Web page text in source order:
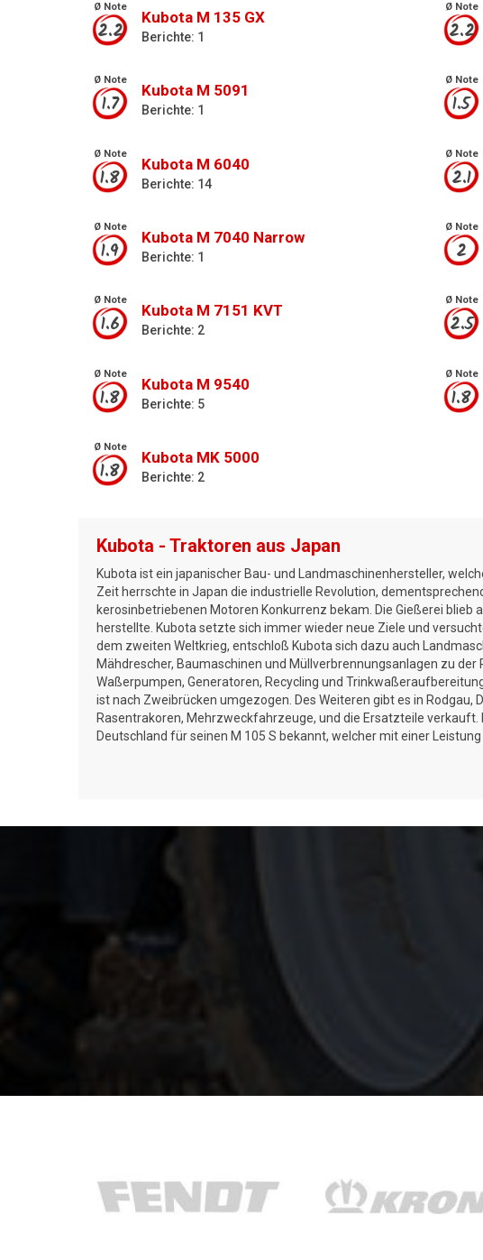
Ø Note
2.2
Kubota M 135 GX
Berichte: 1
Ø Note
2.2
Ø Note
1.7
Kubota M 5091
Berichte: 1
Ø Note
1.5
Ø Note
1.8
Kubota M 6040
Berichte: 14
Ø Note
2.1
Ø Note
1.9
Kubota M 7040 Narrow
Berichte: 1
Ø Note
2
Ø Note
1.6
Kubota M 7151 KVT
Berichte: 2
Ø Note
2.5
Ø Note
1.8
Kubota M 9540
Berichte: 5
Ø Note
1.8
Ø Note
1.8
Kubota MK 5000
Berichte: 2
Kubota - Traktoren aus Japan
Kubota ist ein japanischer Bau- und Landmaschinenhersteller,
Zeit herrschte in Japan die industrielle Revolution,
kerosinbetriebenen Motoren Konkurrenz bekam. Die Gießerei
herstellte. Kubota setzte sich immer wieder neue Ziele und
dem zweiten Weltkrieg, entschloß Kubota sich dazu auch
Mähdrescher, Baumaschinen und Müllverbrennungsanlagen zu
Waßerpumpen, Generatoren, Recycling und
ist nach Zweibrücken umgezogen. Des Weiteren gibt es in
Rasentrakoren, Mehrzweckfahrzeuge, und die Ersatzteile
Deutschland für seinen M 105 S bekannt, welcher mit einer Leistung